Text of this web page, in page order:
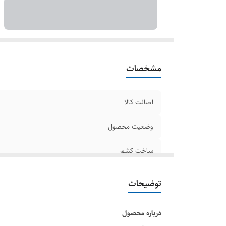
مشخصات
اصالت کالا
وضعیت محصول
ساخت کشور
توضیحات
درباره محصول